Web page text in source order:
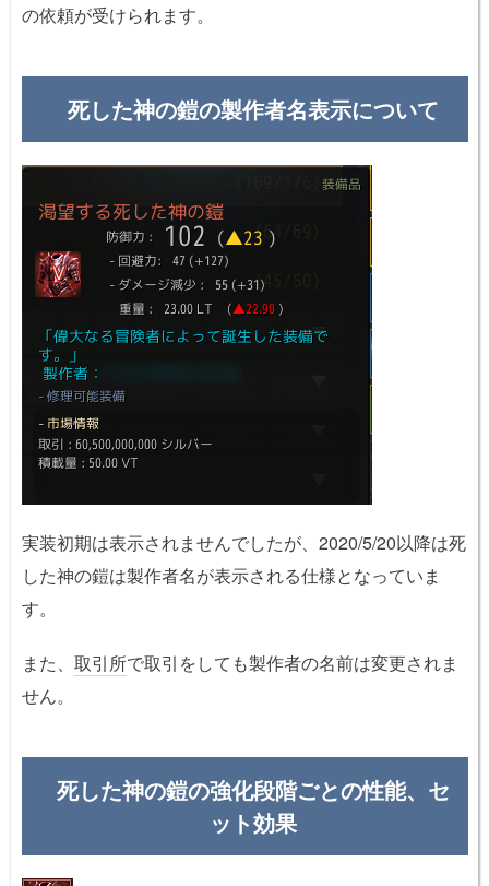
の依頼が受けられます。
死した神の鎧の製作者名表示について
実装初期は表示されませんでしたが、2020/5/20以降は死
した神の鎧は製作者名が表示される仕様となっていま
す。
また、 取引所で取引をしても製作者の名前は変更されま
せん。
死した神の鎧の強化段階ごとの性能、セ
ット効果